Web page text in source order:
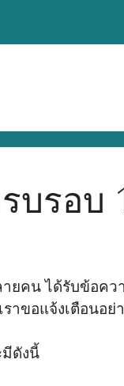
รบรอ
คน ได้รับข้อคว
ขอแจ้งเตือนอย่
ดังนี้